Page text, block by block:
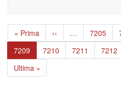
Paginazione
Prima
pagina
« Prima
Pagina
precedente
‹‹ … Page
7205
Pagina
attuale
7209 Page
7210 Page
7211 Page
7212
Ultima
pagina
Ultima »